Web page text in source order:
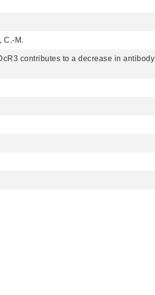
C.-M.
contributes to a decrease in antibody